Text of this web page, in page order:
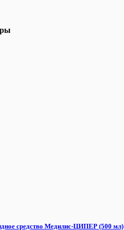
средство Медилис-ЦИПЕР (500 мл)